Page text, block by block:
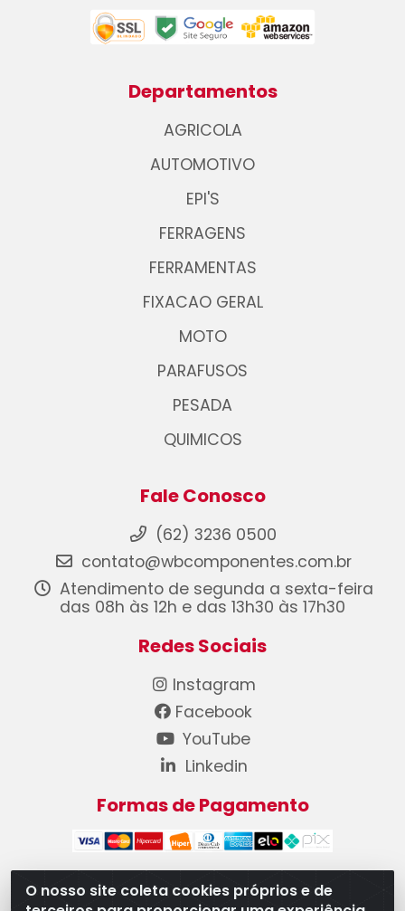
O nosso site coleta cookies próprios e de
Departamentos
AGRICOLA
AUTOMOTIVO
EPI'S
FERRAGENS
FERRAMENTAS
FIXACAO GERAL
MOTO
PARAFUSOS
PESADA
QUIMICOS
Fale Conosco
(62) 3236 0500
contato@wbcomponentes.com.br
Atendimento de segunda a sexta-feira
das 08h às 12h e das 13h30 às 17h30
Redes Sociais
Instagram
Facebook
YouTube
Linkedin
Formas de Pagamento